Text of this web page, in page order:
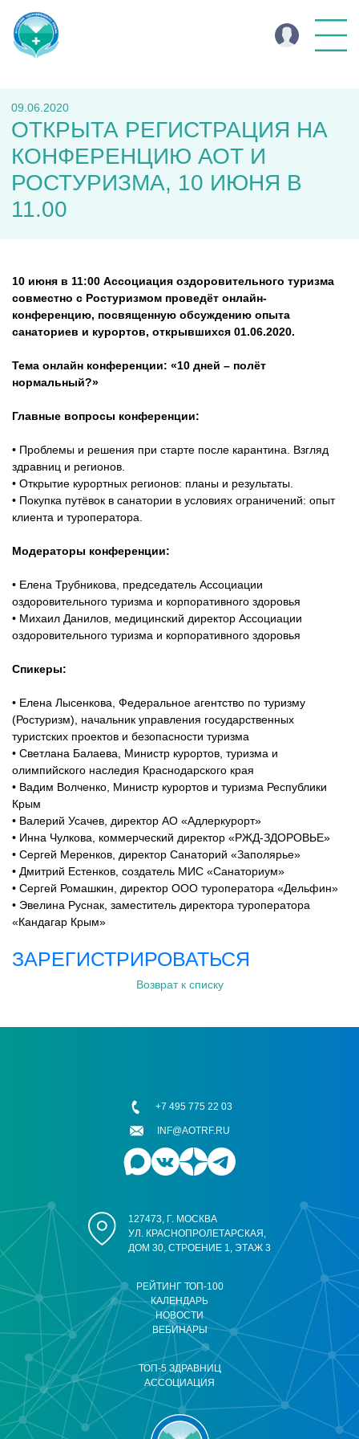
09.06.2020
ОТКРЫТА РЕГИСТРАЦИЯ НА
КОНФЕРЕНЦИЮ АОТ И
РОСТУРИЗМА, 10 ИЮНЯ В
11.00
10 июня в 11:00 Ассоциация оздоровительного туризма
совместно с Ростуризмом проведёт онлайн-
конференцию, посвященную обсуждению опыта
санаториев и курортов, открывшихся 01.06.2020.
Тема онлайн конференции: «10 дней – полёт
нормальный?»
Главные вопросы конференции:
• Проблемы и решения при старте после карантина. Взгляд
здравниц и регионов.
• Открытие курортных регионов: планы и результаты.
• Покупка путёвок в санатории в условиях ограничений: опыт
клиента и туроператора.
Модераторы конференции:
• Елена Трубникова, председатель Ассоциации
оздоровительного туризма и корпоративного здоровья
• Михаил Данилов, медицинский директор Ассоциации
оздоровительного туризма и корпоративного здоровья
Спикеры:
• Елена Лысенкова, Федеральное агентство по туризму
(Ростуризм), начальник управления государственных
туристских проектов и безопасности туризма
• Светлана Балаева, Министр курортов, туризма и
олимпийского наследия Краснодарского края
• Вадим Волченко, Министр курортов и туризма Республики
Крым
• Валерий Усачев, директор АО «Адлеркурорт»
• Инна Чулкова, коммерческий директор «РЖД-ЗДОРОВЬЕ»
• Сергей Меренков, директор Санаторий «Заполярье»
• Дмитрий Естенков, создатель МИС «Санаториум»
• Сергей Ромашкин, директор ООО туроператора «Дельфин»
• Эвелина Руснак, заместитель директора туроператора
«Кандагар Крым»
ЗАРЕГИСТРИРОВАТЬСЯ
Возврат к списку
РЕЙТИНГ ТОП-100
КАЛЕНДАРЬ
НОВОСТИ
ВЕБИНАРЫ
ТОП-5 ЗДРАВНИЦ
АССОЦИАЦИЯ
127473, Г. МОСКВА
УЛ. КРАСНОПРОЛЕТАРСКАЯ,
ДОМ 30, СТРОЕНИЕ 1, ЭТАЖ 3
+7 495 775 22 03
INF@AOTRF.RU